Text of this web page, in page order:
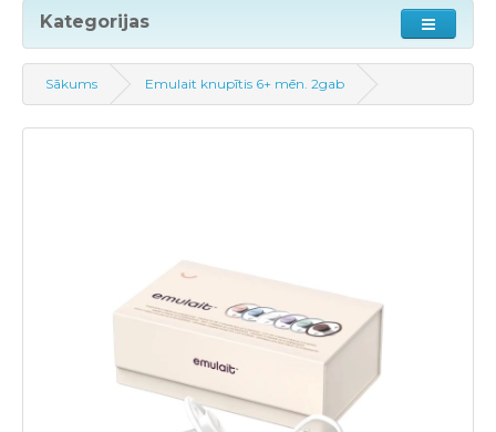
Kategorijas
Sākums Emulait knupītis 6+ mēn. 2gab